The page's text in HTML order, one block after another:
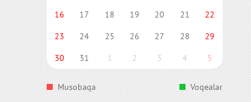
16
17 18 19 20 21
22
23
24 25 26 27 28
29
30
31 1 2 3 4 5
Musobaqa Voqealar